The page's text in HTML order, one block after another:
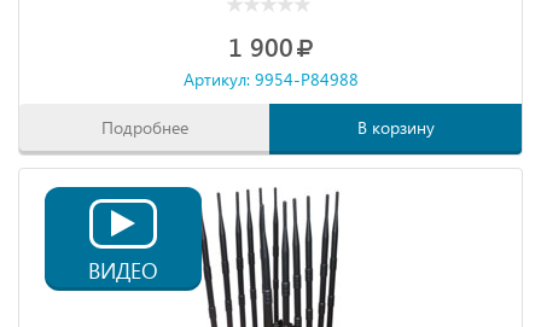
1 900
Артикул: 9954-P84988
Подробнее В корзину
ВИДЕО